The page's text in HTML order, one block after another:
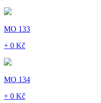
MO 133
+ 0 Kč
MO 134
+ 0 Kč